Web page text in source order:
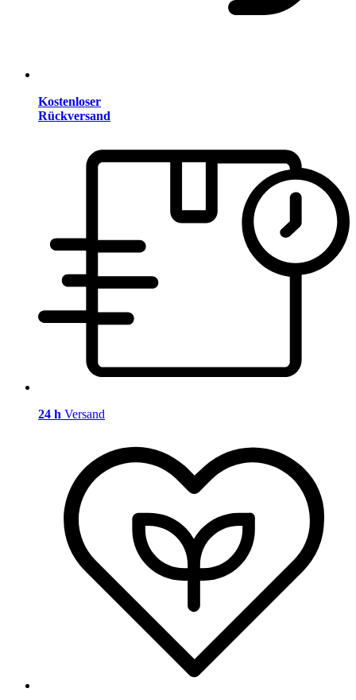
Kostenloser
Rückversand
24 h Versand